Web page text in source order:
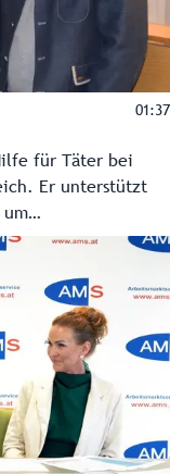
01:37
für Täter bei
Er unterstützt
um
Mit
Der
der einzige im
und in Zell